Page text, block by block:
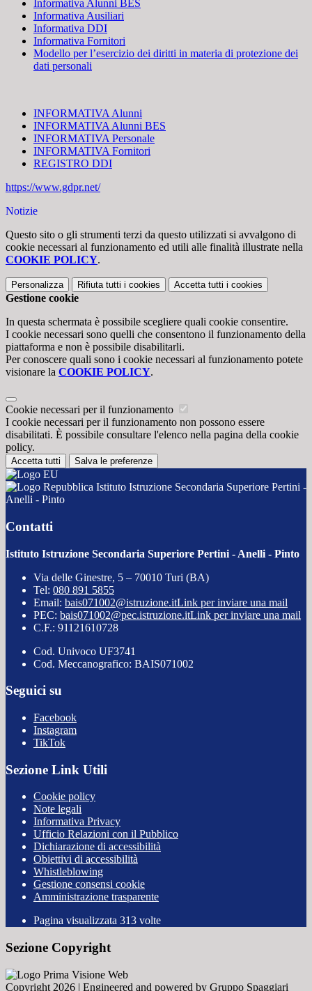
Informativa Alunni BES
Informativa Ausiliari
Informativa DDI
Informativa Fornitori
Modello per l’esercizio dei diritti in materia di protezione dei
dati personali
INFORMATIVA Alunni
INFORMATIVA Alunni BES
INFORMATIVA Personale
INFORMATIVA Fornitori
REGISTRO DDI
https://www.gdpr.net/
Notizie
Questo sito o gli strumenti terzi da questo utilizzati si avvalgono di
cookie necessari al funzionamento ed utili alle finalità illustrate nella
COOKIE POLICY.
Personalizza Rifiuta tutti i cookies Accetta tutti i cookies
Gestione cookie
In questa schermata è possibile scegliere quali cookie consentire.
I cookie necessari sono quelli che consentono il funzionamento della
piattaforma e non è possibile disabilitarli.
Per conoscere quali sono i cookie necessari al funzionamento potete
visionare la COOKIE POLICY.
Cookie necessari per il funzionamento
I cookie necessari per il funzionamento non possono essere
disabilitati. È possibile consultare l'elenco nella pagina della cookie
policy.
Accetta tutti Salva le preferenze
Istituto Istruzione Secondaria Superiore Pertini -
Anelli - Pinto
Contatti
Istituto Istruzione Secondaria Superiore Pertini - Anelli - Pinto
Via delle Ginestre, 5 – 70010 Turi (BA)
Tel: 080 891 5855
Email: bais071002@istruzione.itLink per inviare una mail
PEC: bais071002@pec.istruzione.itLink per inviare una mail
C.F.: 91121610728
Cod. Univoco UF3741
Cod. Meccanografico: BAIS071002
Seguici su
Facebook
Instagram
TikTok
Sezione Link Utili
Cookie policy
Note legali
Informativa Privacy
Ufficio Relazioni con il Pubblico
Dichiarazione di accessibilità
Obiettivi di accessibilità
Whistleblowing
Gestione consensi cookie
Amministrazione trasparente
Pagina visualizzata 313 volte
Sezione Copyright
Copyright 2026 | Engineered and powered by Gruppo Spaggiari